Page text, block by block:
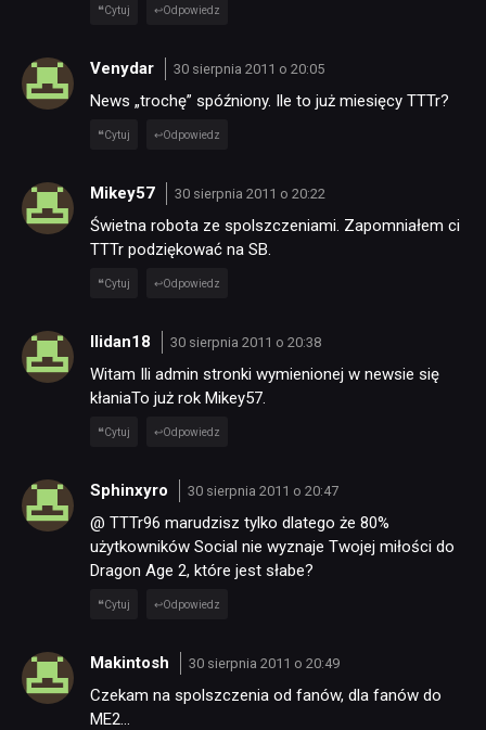
RECENZJE
PUBLICYSTYKA
KULTURA
TECHNOLOGIE
DYSKUSJE
JUŻ GRALIŚMY
SKLEP
Cytuj Odpowiedz
Venydar 30 sierpnia 2011 o 20:05
News „trochę” spóźniony. Ile to już miesięcy TTTr?
Cytuj Odpowiedz
Mikey57 30 sierpnia 2011 o 20:22
Świetna robota ze spolszczeniami. Zapomniałem ci
TTTr podziękować na SB.
Cytuj Odpowiedz
Ilidan18 30 sierpnia 2011 o 20:38
Witam Ili admin stronki wymienionej w newsie się
kłaniaTo już rok Mikey57.
Cytuj Odpowiedz
Sphinxyro 30 sierpnia 2011 o 20:47
@ TTTr96 marudzisz tylko dlatego że 80%
użytkowników Social nie wyznaje Twojej miłości do
Dragon Age 2, które jest słabe?
Cytuj Odpowiedz
Makintosh 30 sierpnia 2011 o 20:49
Czekam na spolszczenia od fanów, dla fanów do
ME2…